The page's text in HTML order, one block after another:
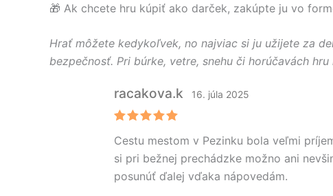
🎁 Ak chcete hru kúpiť ako darček, zakúpte ju vo
Hrať môžete kedykoľvek, no najviac si ju užijete za
bezpečnosť. Pri búrke, vetre, snehu či horúčavách
5z 5
racakova.k 16. júla 2025
Cestu mestom v Pezinku bola veľmi
si pri bežnej prechádzke možno ani
posunúť ďalej vďaka nápovedám.